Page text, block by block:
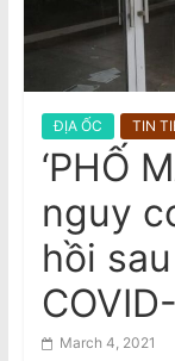
a
m
s
e
N
w
s
p
ĐỊA ỐC TIN
‘PHỐ
nguy
hồi
March 4, 2021